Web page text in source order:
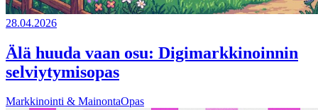
28.04.2026
Älä huuda vaan osu: Digimarkkinoinnin
selviytymisopas
Markkinointi & MainontaOpas